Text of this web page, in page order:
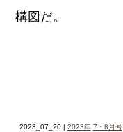
構図だ。
2023_07_20 | 2023年 7・8月号